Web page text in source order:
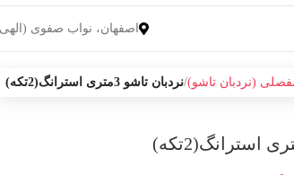
اصفهان، نواب صفوی
(نردبان تاشو) نردبان تاشو 3متری استرانگ(2تکه)